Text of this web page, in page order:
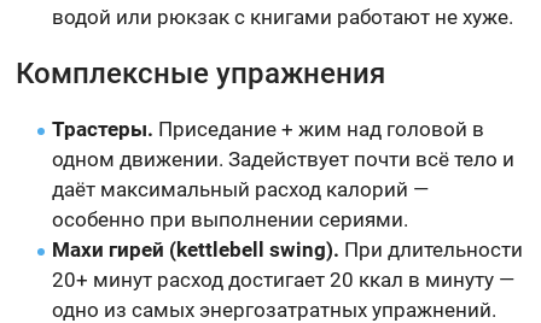
водой или рюкзак с книгами работают не хуже.
Комплексные упражнения
Трастеры. Приседание + жим над головой в
одном движении. Задействует почти всё тело и
даёт максимальный расход калорий —
особенно при выполнении сериями.
Махи гирей (kettlebell swing). При длительности
20+ минут расход достигает 20 ккал в минуту —
одно из самых энергозатратных упражнений.